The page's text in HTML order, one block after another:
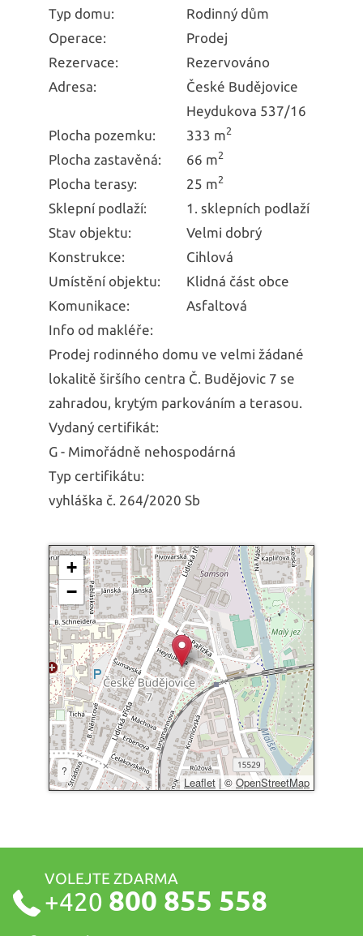
Typ domu:
Rodinný dům
Operace:
Prodej
Rezervace:
Rezervováno
Adresa:
České Budějovice
Heydukova 537/16
Plocha pozemku:
333 m2
Plocha zastavěná: 66 m2
Plocha terasy: 25 m2
Sklepní podlaží:
1. sklepních podlaží
Stav objektu:
Velmi dobrý
Konstrukce:
Cihlová
Umístění objektu:
Klidná část obce
Komunikace:
Asfaltová
Info od makléře:
Prodej rodinného domu ve velmi žádané
lokalitě širšího centra Č. Budějovic 7 se
zahradou, krytým parkováním a terasou.
Vydaný certifikát:
G - Mimořádně nehospodárná
Typ certifikátu:
vyhláška č. 264/2020 Sb
+
−
?
Leaflet | © OpenStreetMap
VOLEJTE ZDARMA
+420 800 855 558